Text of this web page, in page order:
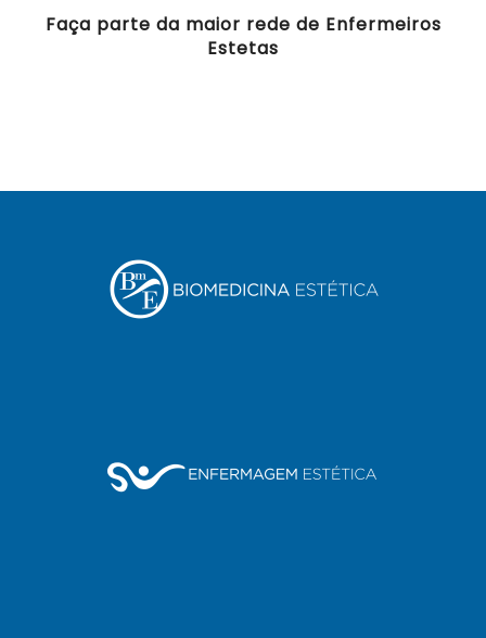
Faça parte da maior rede de Enfermeiros
Estetas